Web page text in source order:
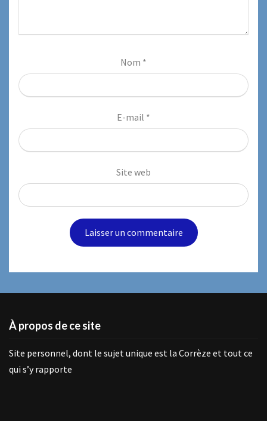
Nom *
E-mail *
Site web
À propos de ce site
Site personnel, dont le sujet unique est la Corrèze et tout ce
qui s’y rapporte